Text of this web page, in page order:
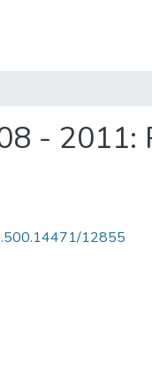
- 2011:
12855